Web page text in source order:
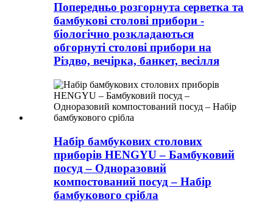
Попередньо розгорнута серветка та
бамбукові столові прибори -
біологічно розкладаються
обгорнуті столові прибори на
Різдво, вечірка, банкет, весілля
Набір бамбукових столових
приборів HENGYU – Бамбуковий
посуд – Одноразовий
компостований посуд – Набір
бамбукового срібла